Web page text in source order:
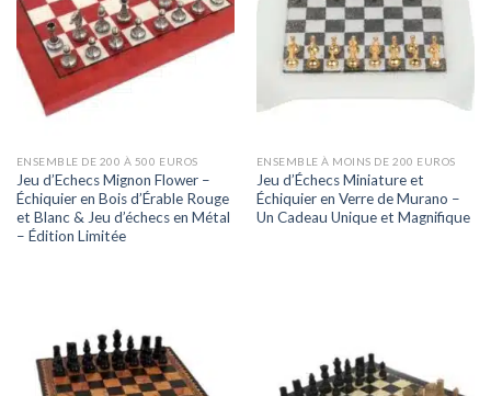
ENSEMBLE DE 200 À 500 EUROS
Jeu d’Echecs Mignon Flower –
Échiquier en Bois d’Érable Rouge
et Blanc & Jeu d’échecs en Métal
– Édition Limitée
ENSEMBLE À MOINS DE 200 EUROS
Jeu d’Échecs Miniature et
Échiquier en Verre de Murano –
Un Cadeau Unique et Magnifique